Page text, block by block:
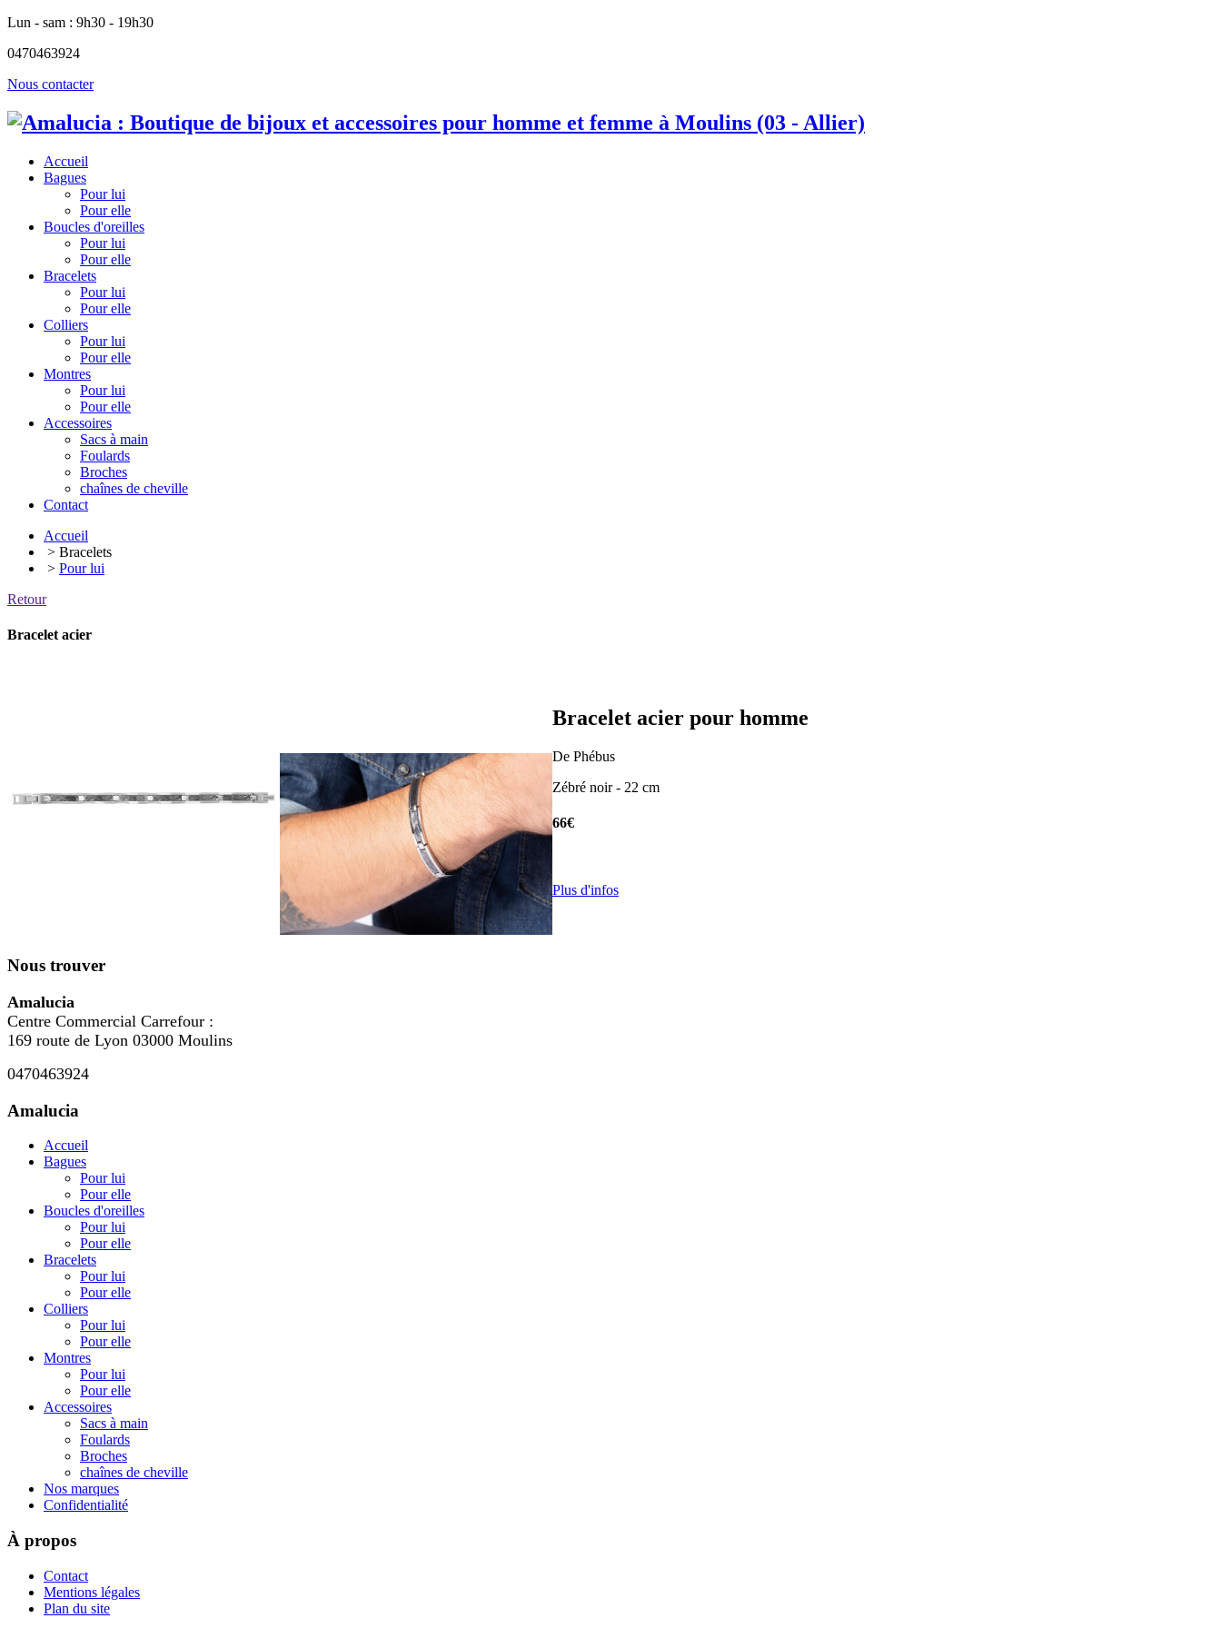
Lun - sam : 9h30 - 19h30
0470463924
Nous contacter
Accueil
Bagues
Pour lui
Pour elle
Boucles d'oreilles
Pour lui
Pour elle
Bracelets
Pour lui
Pour elle
Colliers
Pour lui
Pour elle
Montres
Pour lui
Pour elle
Accessoires
Sacs à main
Foulards
Broches
chaînes de cheville
Contact
Accueil
> Bracelets
> Pour lui
Retour
Bracelet acier
Bracelet acier pour homme
De Phébus
Zébré noir - 22 cm
66€
Plus d'infos
Nous trouver
Amalucia
Centre Commercial Carrefour :
169 route de Lyon 03000 Moulins
0470463924
Amalucia
Accueil
Bagues
Pour lui
Pour elle
Boucles d'oreilles
Pour lui
Pour elle
Bracelets
Pour lui
Pour elle
Colliers
Pour lui
Pour elle
Montres
Pour lui
Pour elle
Accessoires
Sacs à main
Foulards
Broches
chaînes de cheville
Nos marques
Confidentialité
À propos
Contact
Mentions légales
Plan du site